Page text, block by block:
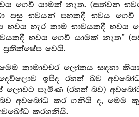
ගෙවී යාමක් නැත. (සත්වන
පසු භවයන් පහකදී භවය ගෙවී
භවය හැර කාම භාවයකදී
භවය ගෙවී යාමක් නැත”
වෙයි.
කාමාවචර ලෝකය සඳහා
ඉපිද රහත් බව
පැමිණ (රහත් බව)
අවබෝධ කර ගනියි ද, මෙම
කරගනියි.